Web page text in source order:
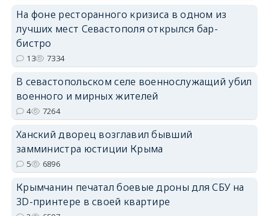
На фоне ресторанного кризиса в одном из
лучших мест Севастополя открылся бар-
бистро
13 7334
В севастопольском селе военнослужащий убил
военного и мирных жителей
4 7264
Ханский дворец возглавил бывший
замминистра юстиции Крыма
5 6896
Крымчанин печатал боевые дроны для СБУ на
3D-принтере в своей квартире